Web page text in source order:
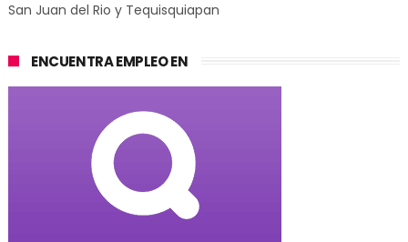
San Juan del Rio y Tequisquiapan
ENCUENTRA EMPLEO EN